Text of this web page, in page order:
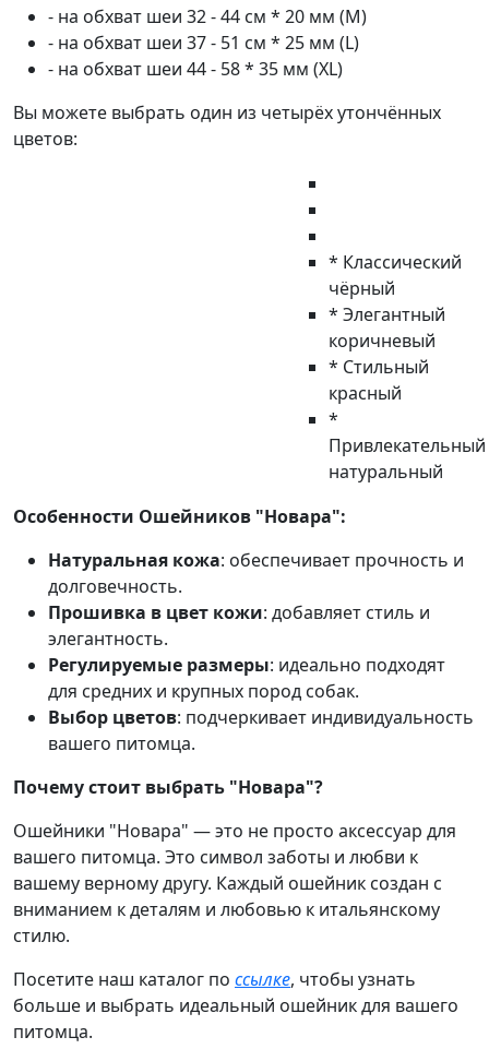
- на обхват шеи 32 - 44 см * 20 мм (М)
- на обхват шеи 37 - 51 см * 25 мм (L)
- на обхват шеи 44 - 58 * 35 мм (XL)
Вы можете выбрать один из четырёх утончённых
цветов:
* Классический
чёрный
* Элегантный
коричневый
* Стильный
красный
*
Привлекательный
натуральный
Особенности Ошейников "Новара":
Натуральная кожа: обеспечивает прочность и
долговечность.
Прошивка в цвет кожи: добавляет стиль и
элегантность.
Регулируемые размеры: идеально подходят
для средних и крупных пород собак.
Выбор цветов: подчеркивает индивидуальность
вашего питомца.
Почему стоит выбрать "Новара"?
Ошейники "Новара" — это не просто аксессуар для
вашего питомца. Это символ заботы и любви к
вашему верному другу. Каждый ошейник создан с
вниманием к деталям и любовью к итальянскому
стилю.
Посетите наш каталог по ссылке, чтобы узнать
больше и выбрать идеальный ошейник для вашего
питомца.